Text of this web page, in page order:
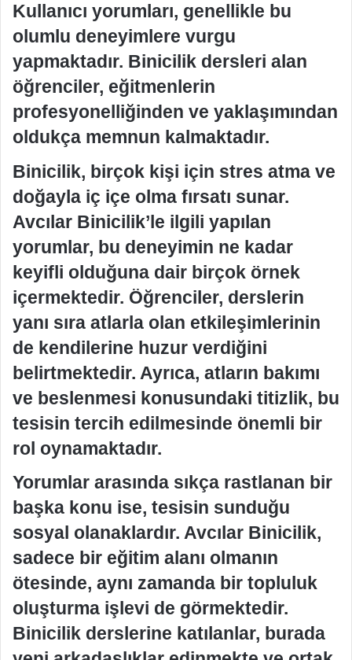
Kullanıcı yorumları, genellikle bu
olumlu deneyimlere vurgu
yapmaktadır. Binicilik dersleri alan
öğrenciler, eğitmenlerin
profesyonelliğinden ve yaklaşımından
oldukça memnun kalmaktadır.
Binicilik, birçok kişi için stres atma ve
doğayla iç içe olma fırsatı sunar.
Avcılar Binicilik’le ilgili yapılan
yorumlar, bu deneyimin ne kadar
keyifli olduğuna dair birçok örnek
içermektedir. Öğrenciler, derslerin
yanı sıra atlarla olan etkileşimlerinin
de kendilerine huzur verdiğini
belirtmektedir. Ayrıca, atların bakımı
ve beslenmesi konusundaki titizlik, bu
tesisin tercih edilmesinde önemli bir
rol oynamaktadır.
Yorumlar arasında sıkça rastlanan bir
başka konu ise, tesisin sunduğu
sosyal olanaklardır. Avcılar Binicilik,
sadece bir eğitim alanı olmanın
ötesinde, aynı zamanda bir topluluk
oluşturma işlevi de görmektedir.
Binicilik derslerine katılanlar, burada